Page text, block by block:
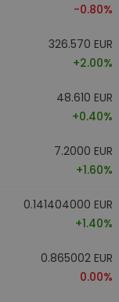
-0.80%
326.570 EUR
+2.00%
48.610 EUR
+0.40%
7.2000 EUR
+1.60%
0.141404000 EUR
+1.40%
0.865002 EUR
0.00%